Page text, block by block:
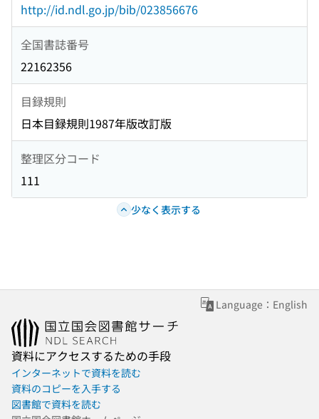
http://id.ndl.go.jp/bib/023856676
全国書誌番号
22162356
目録規則
日本目録規則1987年版改訂版
整理区分コード
111
少なく表示する
Language：English
資料にアクセスするための手段
インターネットで資料を読む
資料のコピーを入手する
図書館で資料を読む